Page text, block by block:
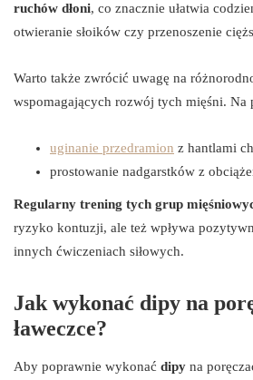
ruchów dłoni, co znacznie ułatwia
otwieranie słoików czy przenoszenie
Warto także zwrócić uwagę na
wspomagających rozwój tych mięśni. Na
uginanie przedramion z hantlami
prostowanie nadgarstków z
Regularny trening tych grup
ryzyko kontuzji, ale też wpływa
innych ćwiczeniach siłowych.
Jak wykonać dipy na
ławeczce?
Aby poprawnie wykonać dipy na